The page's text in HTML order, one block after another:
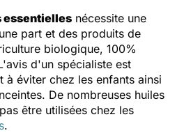
essentielles nécessite une
part et des produits de
biologique, 100%
d'un spécialiste est
à éviter chez les enfants ainsi
De nombreuses huiles
être utilisées chez les
.